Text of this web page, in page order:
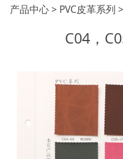
C04，
产品中心> PVC皮革系列 >
C04，